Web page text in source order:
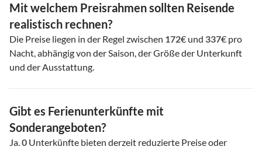
Mit welchem Preisrahmen sollten Reisende
realistisch rechnen?
Die Preise liegen in der Regel zwischen 172€ und 337€ pro
Nacht, abhängig von der Saison, der Größe der Unterkunft
und der Ausstattung.
Gibt es Ferienunterkünfte mit
Sonderangeboten?
Ja.0 Unterkünfte bieten derzeit reduzierte Preise oder